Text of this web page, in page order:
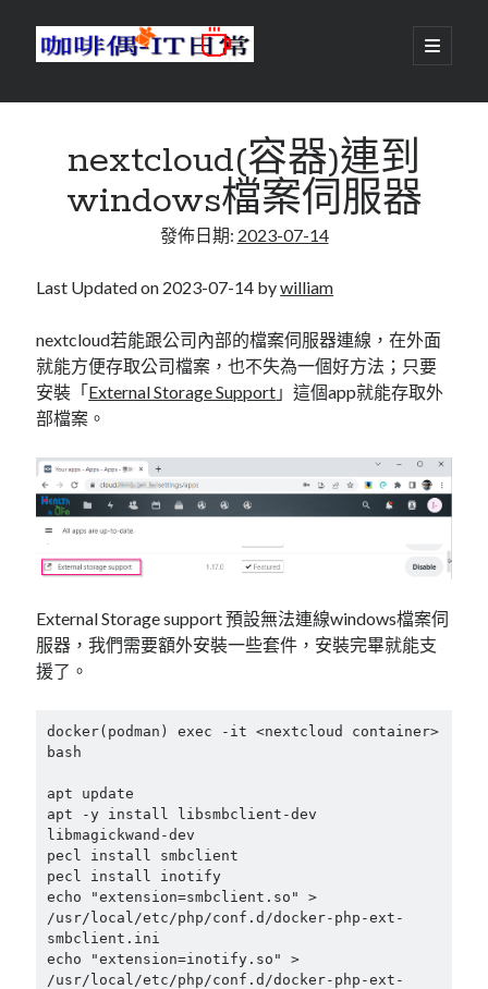
咖
常
開
啟
資
欄
搜尋
android backup centos
docker elementaryOS esxi
firewall
LetsEncrypt linux
mail
microsoft
outlook podman postfix pve
restic
spam ubuntu vm vmware
一個人的武林 品質管理系統 單車
分類
android
github
nextcloud(容器)連到
windows檔案伺服器
發佈日期: 2023-07-14
Last Updated on 2023-07-14 bywilliam
nextcloud若能跟公司內部的檔案伺服器連線，在外面
就能方便存取公司檔案，也不失為一個好方法；只要
安裝「 External Storage Support 」這個app就能存取外
部檔案。
External Storage support 預設無法連線windows檔案伺
服器，我們需要額外安裝一些套件，安裝完畢就能支
援了。
docker(podman) exec -it <nextcloud container>
bash
apt update
apt -y install libsmbclient-dev
libmagickwand-dev
pecl install smbclient
pecl install inotify
echo "extension=smbclient.so" >
/usr/local/etc/php/conf.d/docker-php-ext-
smbclient.ini
echo "extension=inotify.so" >
/usr/local/etc/php/conf.d/docker-php-ext-